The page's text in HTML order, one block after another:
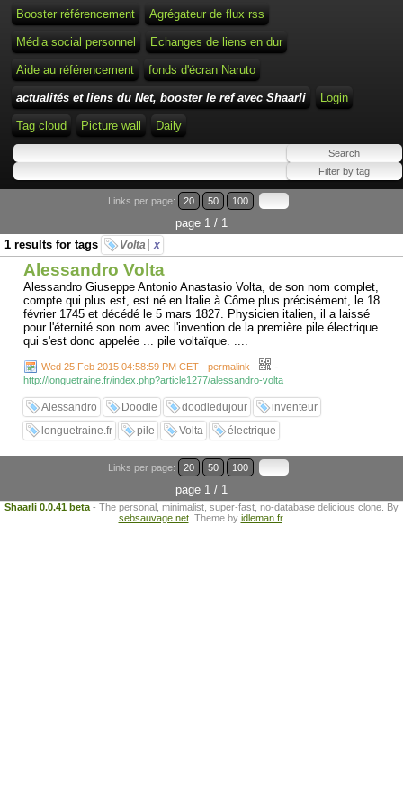
Booster référencement Agrégateur de flux rss
Média social personnel Echanges de liens en dur
Aide au référencement fonds d'écran Naruto
actualités et liens du Net, booster le ref avec Shaarli Login
Tag cloud Picture wall Daily
Links per page: 20 50 100
page 1 / 1
1 results for tags
Volta x
Alessandro Volta
Alessandro Giuseppe Antonio Anastasio Volta, de son nom complet,
compte qui plus est, est né en Italie à Côme plus précisément, le 18
février 1745 et décédé le 5 mars 1827. Physicien italien, il a laissé
pour l'éternité son nom avec l'invention de la première pile électrique
qui s'est donc appelée ... pile voltaïque. ....
Wed 25 Feb 2015 04:58:59 PM CET - permalink - -
http://longuetraine.fr/index.php?article1277/alessandro-volta
Alessandro Doodle doodledujour
inventeur
longuetraine.fr
pile Volta électrique
Links per page: 20 50 100
page 1 / 1
Shaarli 0.0.41 beta - The personal, minimalist, super-fast, no-database delicious clone. By
sebsauvage.net. Theme by idleman.fr.